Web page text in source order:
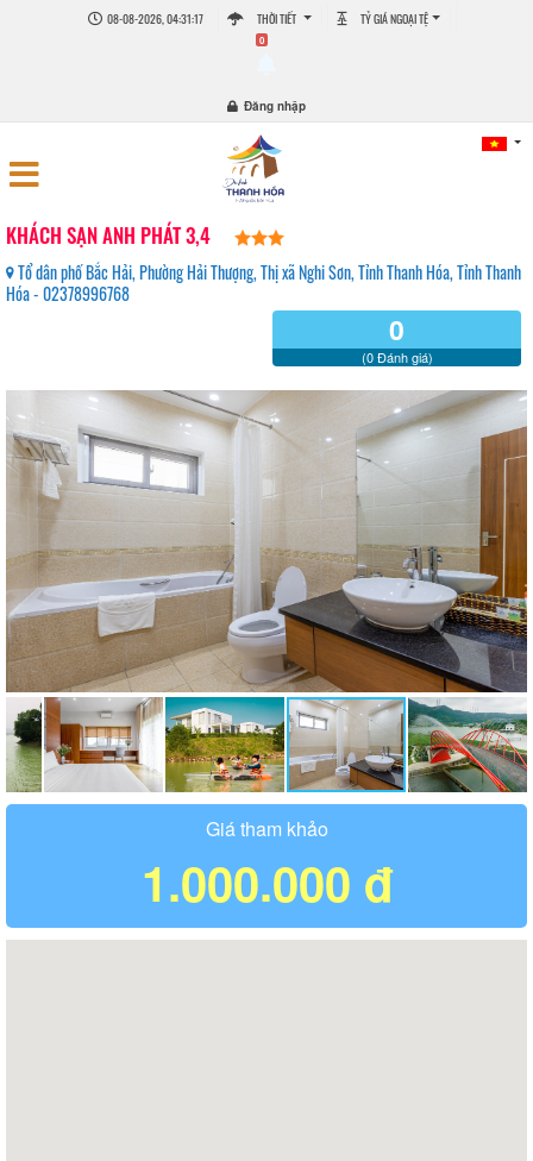
08-08-2026, 04:31:19 THỜI TIẾT TỶ GIÁ NGOẠI TỆ
0
Đăng nhập
KHÁCH SẠN ANH PHÁT 3,4
Tổ dân phố Bắc Hải, Phường Hải Thượng, Thị xã Nghi Sơn, Tỉnh Thanh Hóa, Tỉnh Thanh
Hóa - 02378996768
0
(0 Đánh giá)
Giá tham khảo
1.000.000 đ